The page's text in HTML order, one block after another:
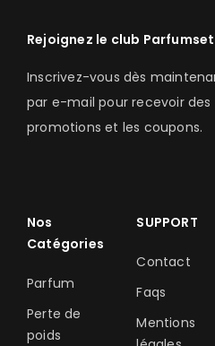
SUPPORT
Contact
Faqs
Mentions
Nos
Catégories
Parfum
Perte de
poids
Rejoignez le club
Inscrivez-vous dès
par e-mail pour recevoir des
promotions et les coupons.